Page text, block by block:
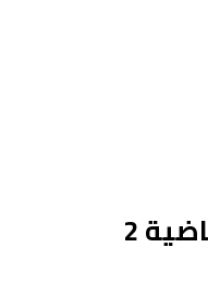
تـردد قناة أبوظبي الرياضية 2